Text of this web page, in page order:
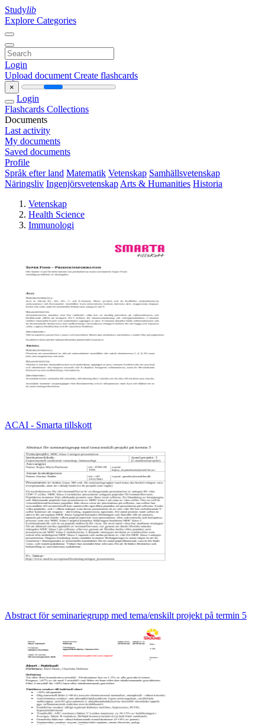
Studylib
Explore Categories
Login
Upload document Create flashcards
×
Login
Flashcards Collections
Documents
Last activity
My documents
Saved documents
Profile
Språk efter land Matematik Vetenskap Samhällsvetenskap
Näringsliv Ingenjörsvetenskap Arts & Humanities Historia
Vetenskap
Health Science
Immunologi
ACAI - Smarta tillskott
Abstract för seminariegrupp med tema/enskilt projekt på termin 5